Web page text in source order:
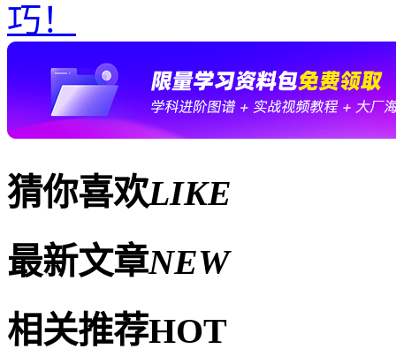
巧！
猜你喜欢LIKE
最新文章NEW
相关推荐HOT